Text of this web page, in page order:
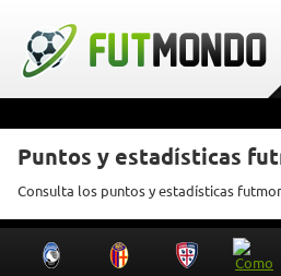
Puntos y estadísticas
Consulta los puntos y estadísticas